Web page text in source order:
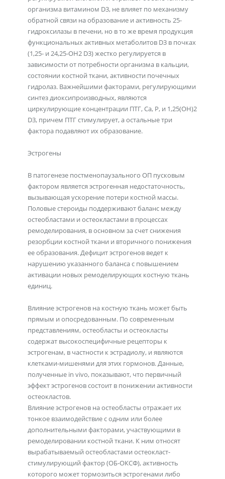
организма витамином D3, не влияет по механизму
обратной связи на образование и активность 25-
гидроксилазы в печени, но в то же время продукция
функциональных активных метаболитов D3 в почках
(1,25- и 24,25-ОН2 D3) жестко регулируется в
зависимости от потребности организма в кальции,
состоянии костной ткани, активности почечных
гидролаз. Важнейшими факторами, регулирующими
синтез диоксипроизводных, являются
циркулирующие концентрации ПТГ, Са, Р, и 1,25(ОН)2
D3, причем ПТГ стимулирует, а остальные три
фактора подавляют их образование.
Эстрогены
В патогенезе постменопаузального ОП пусковым
фактором является эстрогенная недостаточность,
вызывающая ускорение потери костной массы.
Половые стероиды поддерживают баланс между
остеобластами и остеокластами в процессах
ремоделирования, в основном за счет снижения
резорбции костной ткани и вторичного понижения
ее образования. Дефицит эстрогенов ведет к
нарушению указанного баланса с повышением
активации новых ремоделирующих костную ткань
единиц.
Влияние эстрогенов на костную ткань может быть
прямым и опосредованным. По современным
представлениям, остеобласты и остеокласты
содержат высокоспецифичные рецепторы к
эстрогенам, в частности к эстрадиолу, и являются
клетками-мишенями для этих гормонов. Данные,
полученные in vivo, показывают, что первичный
эффект эстрогенов состоит в понижении активности
остеокластов.
Влияние эстрогенов на остеобласты отражает их
тонкое взаимодействие с одним или более
дополнительными факторами, участвующими в
ремоделировании костной ткани. К ним относят
вырабатываемый остеобластами остеокласт-
стимулирующий фактор (ОБ-ОКСФ), активность
которого может тормозиться эстрогенами либо